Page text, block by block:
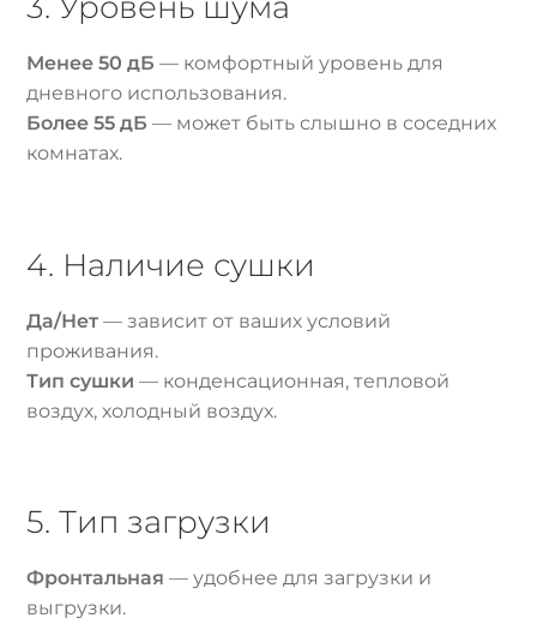
Менее 50 дБ — комфортный уровень для
дневного использования.
Более 55 дБ — может быть слышно в соседних
комнатах.
4. Наличие сушки
Да/Нет — зависит от ваших условий
проживания.
Тип сушки — конденсационная, тепловой
воздух, холодный воздух.
5. Тип загрузки
Фронтальная — удобнее для загрузки и
выгрузки.